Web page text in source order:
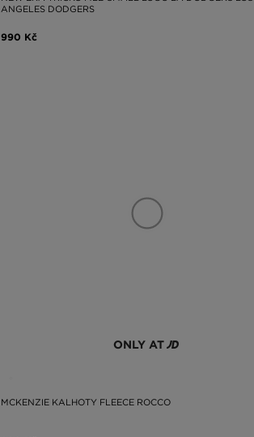
ANGELES DODGERS
990 Kč
ONLY AT
MCKENZIE KALHOTY FLEECE ROCCO